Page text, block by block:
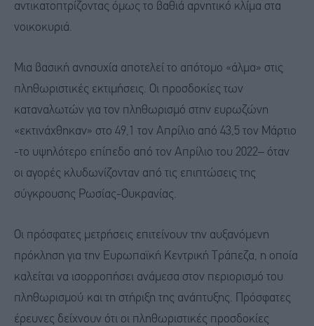
αντικατοπτρίζοντας όμως το βαθιά αρνητικό κλίμα στα
νοικοκυριά.
Μια βασική ανησυχία αποτελεί το απότομο «άλμα» στις
πληθωριστικές εκτιμήσεις. Οι προσδοκίες των
καταναλωτών για τον πληθωρισμό στην ευρωζώνη
«εκτινάχθηκαν» στο 49,1 τον Απρίλιο από 43,5 τον Μάρτιο
-το υψηλότερο επίπεδο από τον Απρίλιο του 2022– όταν
οι αγορές κλυδωνίζονταν από τις επιπτώσεις της
σύγκρουσης Ρωσίας-Ουκρανίας.
Οι πρόσφατες μετρήσεις επιτείνουν την αυξανόμενη
πρόκληση για την Ευρωπαϊκή Κεντρική Τράπεζα, η οποία
καλείται να ισορροπήσει ανάμεσα στον περιορισμό του
πληθωρισμού και τη στήριξη της ανάπτυξης. Πρόσφατες
έρευνες δείχνουν ότι οι πληθωριστικές προσδοκίες